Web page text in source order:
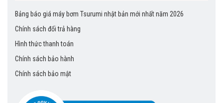
Bảng báo giá máy bơm Tsurumi nhật bản mới nhất năm 2026
Chính sách đổi trả hàng
Hình thức thanh toán
Chính sách bảo hành
Chính sách bảo mật